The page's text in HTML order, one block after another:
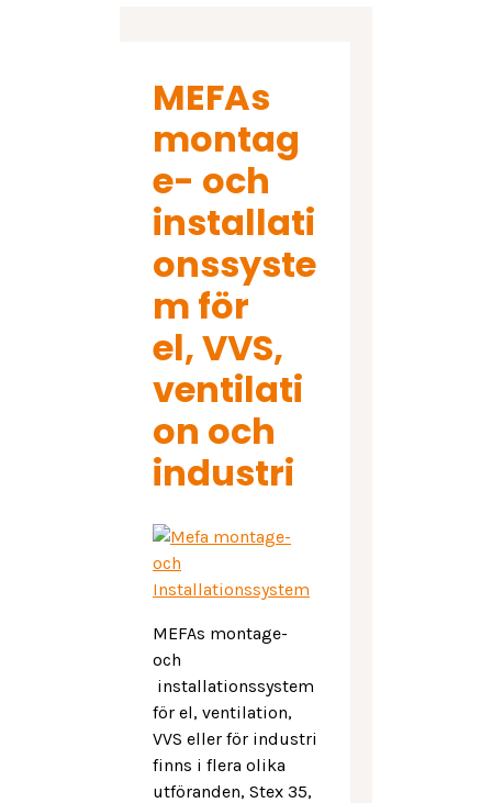
MEFAs
montag
e- och
installati
onssyste
m för
el, VVS,
ventilati
on och
industri
MEFAs montage-
och
installationssystem
för el, ventilation,
VVS eller för industri
finns i flera olika
utföranden, Stex 35,